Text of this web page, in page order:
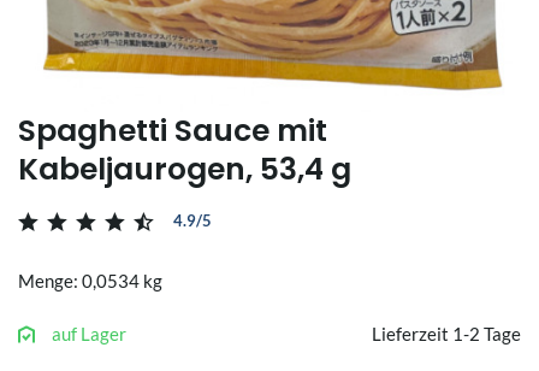
Spaghetti Sauce mit
Kabeljaurogen, 53,4 g
4.9/5
Menge: 0,0534 kg
auf Lager Lieferzeit 1-2 Tage